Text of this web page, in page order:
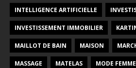
INTELLIGENCE ARTIFICIELLE
INVESTISSEMENT IMMOBILIER
MAILLOT DE BAIN MAISON
MASSAGE MATELAS MODE FEMME